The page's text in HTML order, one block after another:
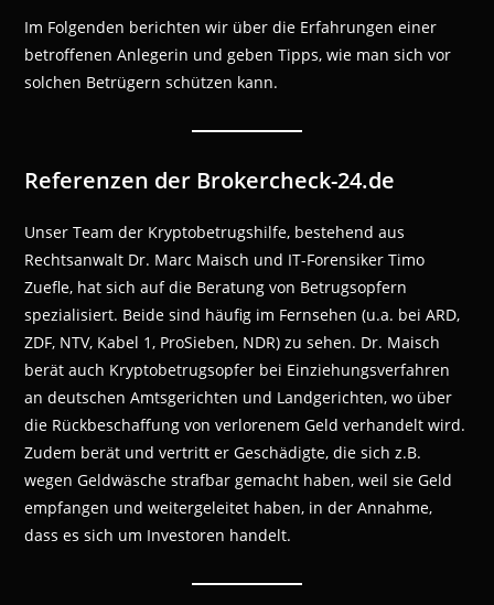
Im Folgenden berichten wir über die Erfahrungen einer
betroffenen Anlegerin und geben Tipps, wie man sich vor
solchen Betrügern schützen kann.
Referenzen der Brokercheck-24.de
Unser Team der Kryptobetrugshilfe, bestehend aus
Rechtsanwalt Dr. Marc Maisch und IT-Forensiker Timo
Zuefle, hat sich auf die Beratung von Betrugsopfern
spezialisiert. Beide sind häufig im Fernsehen (u.a. bei ARD,
ZDF, NTV, Kabel 1, ProSieben, NDR) zu sehen. Dr. Maisch
berät auch Kryptobetrugsopfer bei Einziehungsverfahren
an deutschen Amtsgerichten und Landgerichten, wo über
die Rückbeschaffung von verlorenem Geld verhandelt wird.
Zudem berät und vertritt er Geschädigte, die sich z.B.
wegen Geldwäsche strafbar gemacht haben, weil sie Geld
empfangen und weitergeleitet haben, in der Annahme,
dass es sich um Investoren handelt.